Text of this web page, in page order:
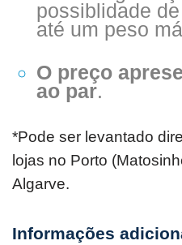
possiblidade
até um peso
O preço
ao par.
*Pode ser levantado
lojas no Porto
Algarve.